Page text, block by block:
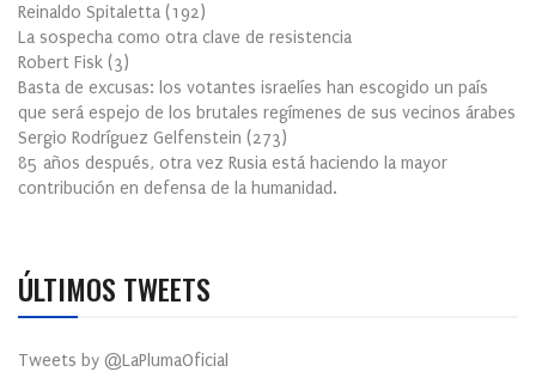
Reinaldo Spitaletta (192)
La sospecha como otra clave de resistencia
Robert Fisk (3)
Basta de excusas: los votantes israelíes han escogido un país
que será espejo de los brutales regímenes de sus vecinos árabes
Sergio Rodríguez Gelfenstein (273)
85 años después, otra vez Rusia está haciendo la mayor
contribución en defensa de la humanidad.
ÚLTIMOS TWEETS
Tweets by @LaPlumaOficial